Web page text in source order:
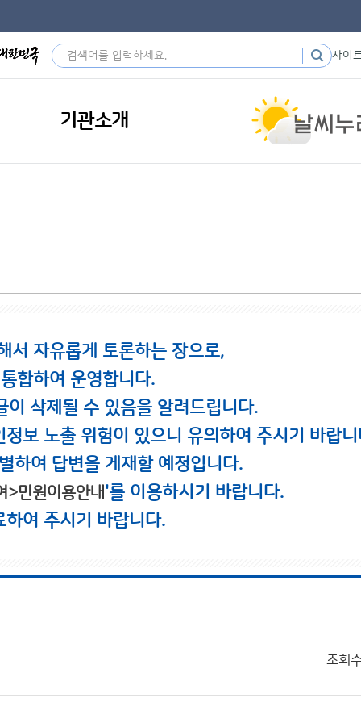
사이
기관소개
서 자유롭게 토론하는 장으로,
합하여 운영합니다.
삭제될 수 있음을 알려드립니다.
보 노출 위험이 있으니 유의하여 주시기 바랍니
하여 답변을 게재할 예정입니다.
>민원이용안내'를 이용하시기 바랍니다.
여 주시기 바랍니다.
조회